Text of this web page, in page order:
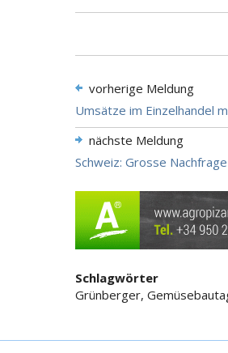
vorherige Meldung
Umsätze im Einzelhandel
nächste Meldung
Schweiz: Grosse
Schlagwörter
Grünberger,